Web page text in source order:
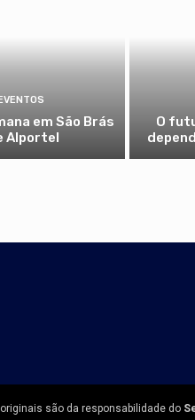
em São Brás
Alportel
O
são da responsabilidade do